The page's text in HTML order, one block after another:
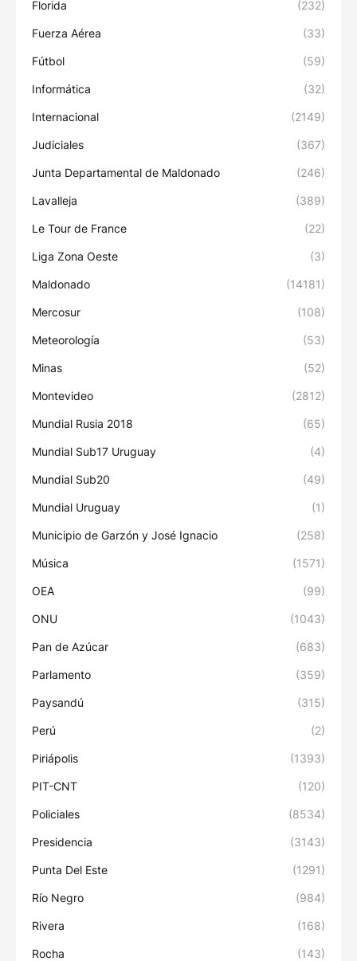
Florida (232)
Fuerza Aérea (33)
Fútbol (59)
Informática (32)
Internacional (2149)
Judiciales (367)
Junta Departamental de Maldonado (246)
Lavalleja (389)
Le Tour de France (22)
Liga Zona Oeste (3)
Maldonado (14181)
Mercosur (108)
Meteorología (53)
Minas (52)
Montevideo (2812)
Mundial Rusia 2018 (65)
Mundial Sub17 Uruguay (4)
Mundial Sub20 (49)
Mundial Uruguay (1)
Municipio de Garzón y José Ignacio (258)
Música (1571)
OEA (99)
ONU (1043)
Pan de Azúcar (683)
Parlamento (359)
Paysandú (315)
Perú (2)
Piriápolis (1393)
PIT-CNT (120)
Policiales (8534)
Presidencia (3143)
Punta Del Este (1291)
Río Negro (984)
Rivera (168)
Rocha (143)